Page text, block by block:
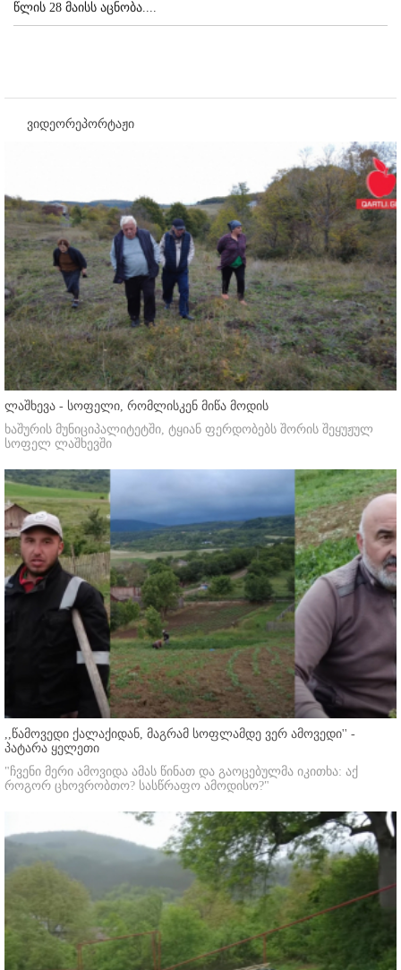
წლის 28 მაისს აცნობა....
ვიდეორეპორტაჟი
ლაშხევა - სოფელი, რომლისკენ მიწა მოდის
ხაშურის მუნიციპალიტეტში, ტყიან ფერდობებს შორის შეყუჟულ
სოფელ ლაშხევში
,,წამოვედი ქალაქიდან, მაგრამ სოფლამდე ვერ ამოვედი'' -
პატარა ყელეთი
"ჩვენი მერი ამოვიდა ამას წინათ და გაოცებულმა იკითხა: აქ
როგორ ცხოვრობთო? სასწრაფო ამოდისო?"